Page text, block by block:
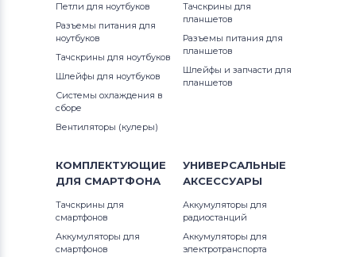
Петли для ноутбуков
Разъемы питания для
ноутбуков
Тачскрины для ноутбуков
Шлейфы для ноутбуков
Системы охлаждения в
сборе
Вентиляторы (кулеры)
Тачскрины для
планшетов
Разъемы питания для
планшетов
Шлейфы и запчасти для
планшетов
КОМПЛЕКТУЮЩИЕ
ДЛЯ СМАРТФОНА
Тачскрины для
смартфонов
Аккумуляторы для
смартфонов
УНИВЕРСАЛЬНЫЕ
АКСЕССУАРЫ
Аккумуляторы для
радиостанций
Аккумуляторы для
электротранспорта